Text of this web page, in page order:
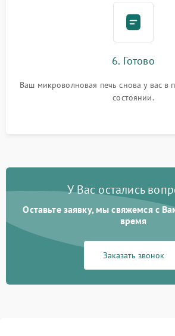
6. Готово
Ваш микроволновая печь снова у вас в
состоянии.
У Вас остались
Оставьте заявку, мы свяжемся с
время
Заказать звонок